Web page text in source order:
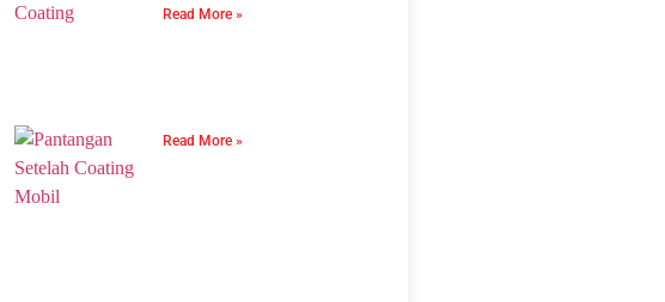
Read More »
Read More »